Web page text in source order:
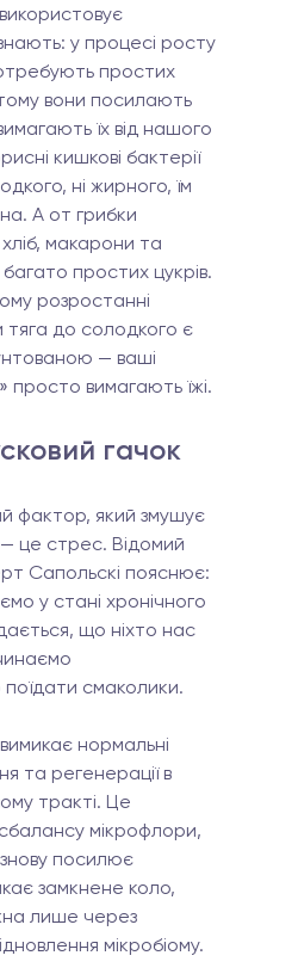
у процесі росту
простих
вони посилають
їх від нашого
кишкові бактерії
ні жирного, їм
А от грибки
макарони та
простих цукрів.
розростанні
тяга до солодкого є
— ваші
просто вимагають їжі.
гачок
фактор, який змушує
це стрес. Відомий
Сапольскі пояснює:
у стані хронічного
що ніхто нас
смаколики.
нормальні
та регенерації в
тракті. Це
мікрофлори,
посилює
замкнене коло,
лише через
мікробіому.